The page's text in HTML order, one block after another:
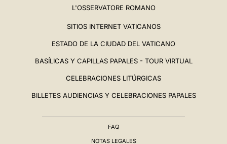
L'OSSERVATORE ROMANO
SITIOS INTERNET VATICANOS
ESTADO DE LA CIUDAD DEL VATICANO
BASÍLICAS Y CAPILLAS PAPALES - TOUR VIRTUAL
CELEBRACIONES LITÚRGICAS
BILLETES AUDIENCIAS Y CELEBRACIONES PAPALES
FAQ
NOTAS LEGALES